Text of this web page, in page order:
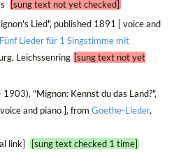
[sung text not yet checked]
Lied", published 1891 [ voice and
Fünf Lieder für 1 Singstimme mit
Leichssenring [sung text not yet
"Mignon: Kennst du das Land?",
and piano ], from Goethe-Lieder,
link]
[sung text checked 1 time]